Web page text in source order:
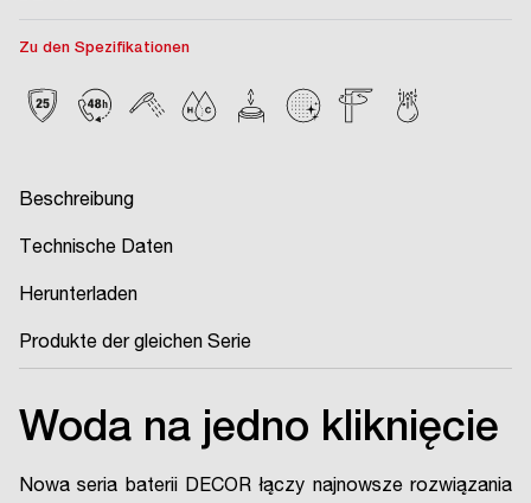
Zu den Spezifikationen
Beschreibung
Technische Daten
Herunterladen
Produkte der gleichen Serie
Woda na jedno kliknięcie
Nowa seria baterii DECOR łączy najnowsze rozwiązania